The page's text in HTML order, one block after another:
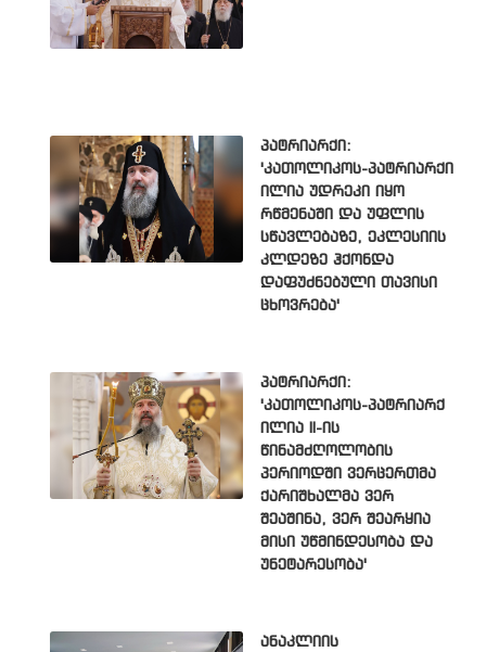
პატრიარქი:
'კათოლიკოს-პატრიარქი
ილია უდრეკი იყო
რწმენაში და უფლის
სწავლებაზე, ეკლესიის
კლდეზე ჰქონდა
დაფუძნებული თავისი
ცხოვრება'
პატრიარქი:
'კათოლიკოს-პატრიარქ
ილია II-ის
წინამძღოლობის
პერიოდში ვერცერთმა
ქარიშხალმა ვერ
შეაშინა, ვერ შეარყია
მისი უწმინდესობა და
უნეტარესობა'
ანაკლიის